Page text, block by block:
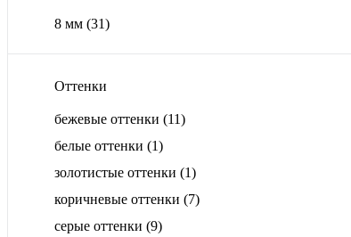
8 мм (31)
Оттенки
бежевые оттенки (11)
белые оттенки (1)
золотистые оттенки (1)
коричневые оттенки (7)
серые оттенки (9)